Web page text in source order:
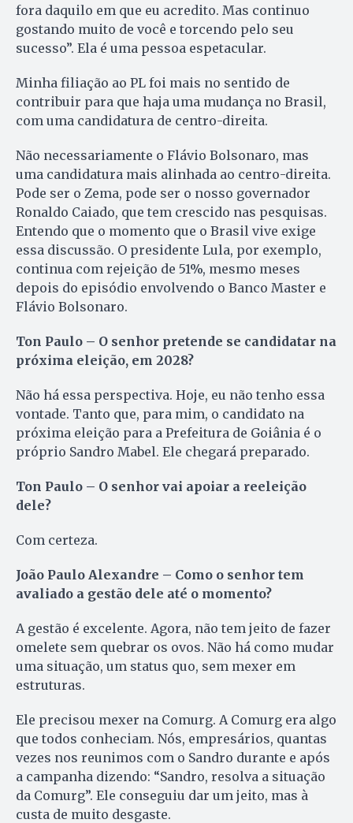
fora daquilo em que eu acredito. Mas continuo
gostando muito de você e torcendo pelo seu
sucesso”. Ela é uma pessoa espetacular.
Minha filiação ao PL foi mais no sentido de
contribuir para que haja uma mudança no Brasil,
com uma candidatura de centro-direita.
Não necessariamente o Flávio Bolsonaro, mas
uma candidatura mais alinhada ao centro-direita.
Pode ser o Zema, pode ser o nosso governador
Ronaldo Caiado, que tem crescido nas pesquisas.
Entendo que o momento que o Brasil vive exige
essa discussão. O presidente Lula, por exemplo,
continua com rejeição de 51%, mesmo meses
depois do episódio envolvendo o Banco Master e
Flávio Bolsonaro.
Ton Paulo – O senhor pretende se candidatar na
próxima eleição, em 2028?
Não há essa perspectiva. Hoje, eu não tenho essa
vontade. Tanto que, para mim, o candidato na
próxima eleição para a Prefeitura de Goiânia é o
próprio Sandro Mabel. Ele chegará preparado.
Ton Paulo – O senhor vai apoiar a reeleição
dele?
Com certeza.
João Paulo Alexandre – Como o senhor tem
avaliado a gestão dele até o momento?
A gestão é excelente. Agora, não tem jeito de fazer
omelete sem quebrar os ovos. Não há como mudar
uma situação, um status quo, sem mexer em
estruturas.
Ele precisou mexer na Comurg. A Comurg era algo
que todos conheciam. Nós, empresários, quantas
vezes nos reunimos com o Sandro durante e após
a campanha dizendo: “Sandro, resolva a situação
da Comurg”. Ele conseguiu dar um jeito, mas à
custa de muito desgaste.